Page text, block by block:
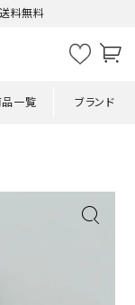
料無料
品一覧 ブランド